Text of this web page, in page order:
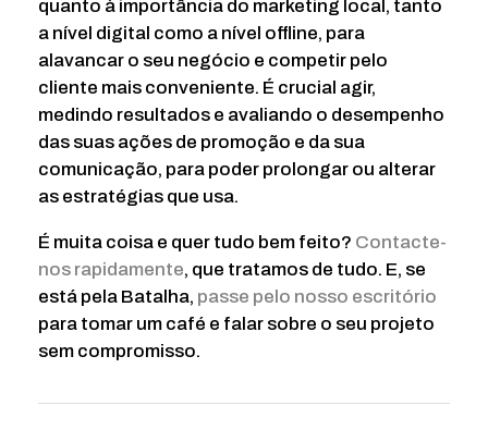
quanto à importância do marketing local, tanto
a nível digital como a nível offline, para
alavancar o seu negócio e competir pelo
cliente mais conveniente. É crucial agir,
medindo resultados e avaliando o desempenho
das suas ações de promoção e da sua
comunicação, para poder prolongar ou alterar
as estratégias que usa.
É muita coisa e quer tudo bem feito? Contacte-
nos rapidamente, que tratamos de tudo. E, se
está pela Batalha, passe pelo nosso escritório
para tomar um café e falar sobre o seu projeto
sem compromisso.